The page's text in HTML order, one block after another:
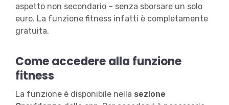
aspetto non secondario – senza sborsare un solo
euro. La funzione fitness infatti è completamente
gratuita.
Come accedere alla funzione
fitness
La funzione è disponibile nella sezione